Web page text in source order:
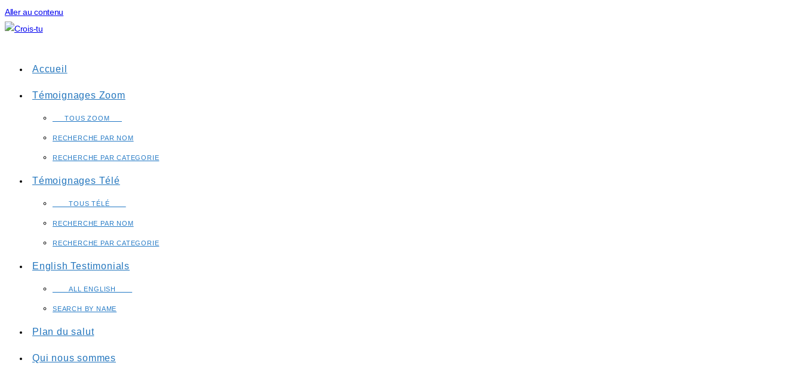
Aller au contenu
Accueil
Témoignages Zoom
___TOUS ZOOM___
RECHERCHE PAR NOM
RECHERCHE PAR CATEGORIE
Témoignages Télé
____TOUS TÉLÉ____
RECHERCHE PAR NOM
RECHERCHE PAR CATEGORIE
English Testimonials
____ALL ENGLISH____
SEARCH BY NAME
Plan du salut
Qui nous sommes